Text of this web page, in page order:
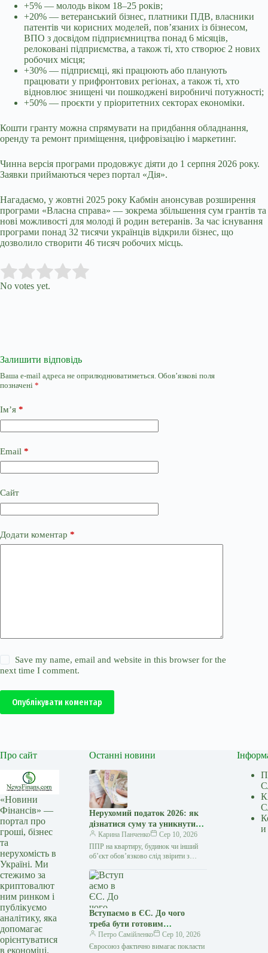
+5% — молодь віком 18–25 років;
+20% — ветеранський бізнес, платники ПДВ, власники
патентів чи корисних моделей, пов’язаних із бізнесом,
ВПО з досвідом підприємництва понад 6 місяців,
релоковані підприємства, а також ті, хто створює 2 нових
робочих місця;
+30% — підприємці, які працюють або планують
працювати у прифронтових регіонах, а також ті, хто
відновлює знищені чи пошкоджені виробничі потужності;
+50% — проєкти у пріоритетних секторах економіки.
Кошти гранту можна спрямувати на придбання обладнання,
оренду та ремонт приміщення, цифровізацію і маркетинг.
Чинна версія програми продовжує діяти до 1 серпня 2026 року.
Заявки приймаються через портал «Дія».
Нагадаємо, у жовтні 2025 року Кабмін анонсував розширення
програми «Власна справа» — зокрема збільшення сум грантів та
нові можливості для молоді й родин ветеранів. За час існування
програми понад 32 тисячи українців відкрили бізнес, що
дозволило створити 46 тисяч робочих місць.
Rate this item:
No votes yet.
Залишити відповідь
Ваша e-mail адреса не оприлюднюватиметься. Обов’язкові поля
позначені *
Ім’я *
Email *
Сайт
Додати коментар *
Save my name, email and website in this browser for the
next time I comment.
Опублікувати коментар
Про сайт
«Новини
Фінансів» —
портал про
гроші, бізнес
та
нерухомість в
Україні. Ми
стежимо за
криптовалют
ним ринком і
публікуємо
аналітику, яка
допомагає
орієнтуватися
в економіці.
Останні новини
Нерухомий податок 2026: як
дізнатися суму та уникнути
штрафних санкцій
Карина Панченко
Сер 10, 2026
ППР на квартиру, будинок чи інший
об’єкт обов’язково слід звірити з
нарахування та не пропустити…
Вступаємо в ЄС. До чого
треба бути готовим
громадянам та бізнесу.
Частина 3
Петро Самійленко
Сер 10, 2026
Євросоюз фактично вимагає покласти
и